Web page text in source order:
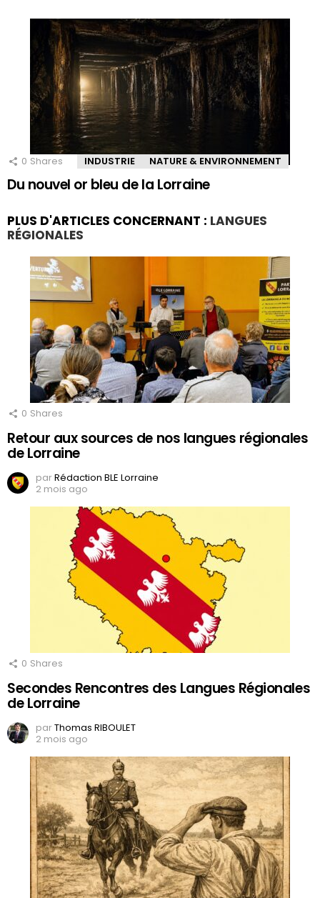
0 Shares INDUSTRIE NATURE & ENVIRONNEMENT
Du nouvel or bleu de la Lorraine
PLUS D'ARTICLES CONCERNANT : LANGUES
RÉGIONALES
0 Shares
Retour aux sources de nos langues régionales
de Lorraine
parRédaction BLE Lorraine
2 mois ago
0 Shares
Secondes Rencontres des Langues Régionales
de Lorraine
parThomas RIBOULET
2 mois ago